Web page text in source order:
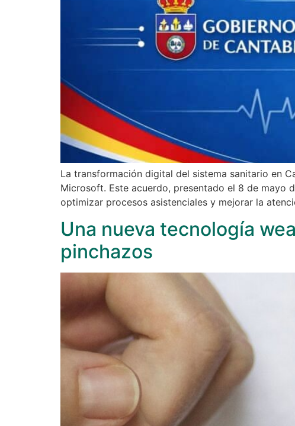
La transformación digital del sistema sanitario en
Microsoft. Este acuerdo, presentado el 8 de mayo
optimizar procesos asistenciales y mejorar la
Una nueva tecnología
pinchazos